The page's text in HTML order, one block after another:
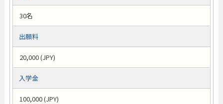
30名
出願料
20,000 (JPY)
入学金
100,000 (JPY)